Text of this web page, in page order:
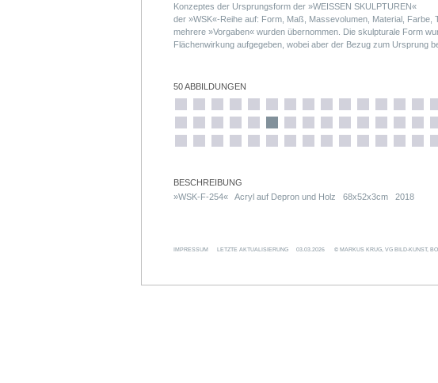
Konzeptes der Ursprungsform der »WEISSEN SKULPTUREN«
der »WSK«-Reihe auf: Form, Maß, Massevolumen, Material, Farbe,
mehrere »Vorgaben« wurden übernommen. Die skulpturale Form
Flächenwirkung aufgegeben, wobei aber der Bezug zum Ursprung
120 Einzelteilen (zwölf Treppensegmente, entsprechend einer
Skulptur).
50 ABBILDUNGEN
BESCHREIBUNG
»WSK-F-254« Acryl auf Depron und Holz 68x52x3cm 2018
IMPRESSUM LETZTE AKTUALISIERUNG 03.03.2026 © MARKUS KRUG, VG BILD-KUNST,